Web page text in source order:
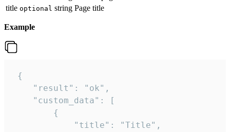
title optional string Page title
Example
{
    "result": "ok",
    "custom_data": [
        {
            "title": "Title",